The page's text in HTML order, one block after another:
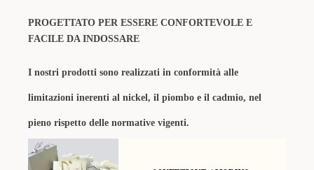
PROGETTATO PER ESSERE CONFORTEVOLE E
FACILE DA INDOSSARE
I nostri prodotti sono realizzati in conformità alle
limitazioni inerenti al nickel, il piombo e il cadmio, nel
pieno rispetto delle normative vigenti.